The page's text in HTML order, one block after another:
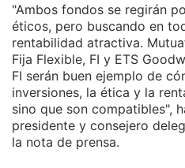
"Ambos fondos se regirán
éticos, pero buscando en
rentabilidad atractiva.
Fija Flexible, FI y ETS
FI serán buen ejemplo de
inversiones, la ética y la
sino que son compatibles",
presidente y consejero
la nota de prensa.